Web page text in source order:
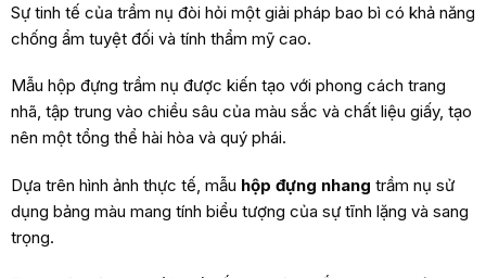
Sự tinh tế của trầm nụ đòi hỏi một giải pháp bao bì có khả năng
chống ẩm tuyệt đối và tính thẩm mỹ cao.
Mẫu hộp đựng trầm nụ được kiến tạo với phong cách trang
nhã, tập trung vào chiều sâu của màu sắc và chất liệu giấy, tạo
nên một tổng thể hài hòa và quý phái.
Dựa trên hình ảnh thực tế, mẫu hộp đựng nhang trầm nụ sử
dụng bảng màu mang tính biểu tượng của sự tĩnh lặng và sang
trọng.